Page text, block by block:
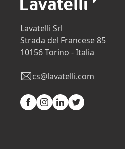
Lavatelli Srl
Strada del Francese 85
10156 Torino - Italia
cs@lavatelli.com
Facebook
Instagram
LinkedinTwitter